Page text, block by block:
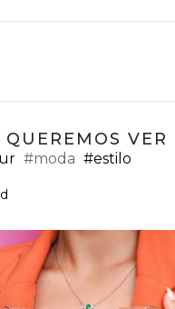
VER
#moda #estilo